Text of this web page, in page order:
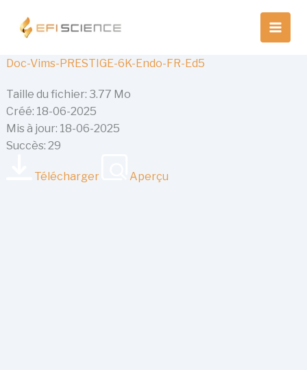
contenu
Doc-Vims-PRESTIGE-6K-Endo-FR-Ed5
Taille du fichier: 3.77 Mo
Créé: 18-06-2025
Mis à jour: 18-06-2025
Succès: 29
Télécharger Aperçu